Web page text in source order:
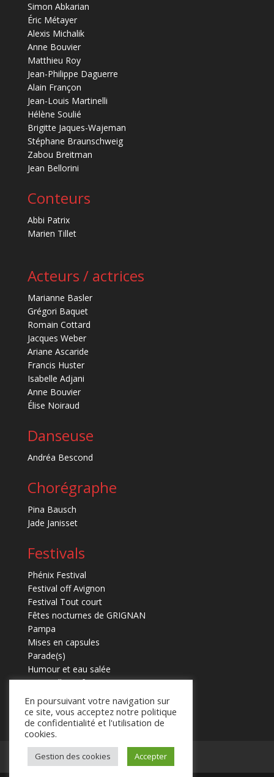
Simon Abkarian
Éric Métayer
Alexis Michalik
Anne Bouvier
Matthieu Roy
Jean-Philippe Daguerre
Alain Françon
Jean-Louis Martinelli
Hélène Soulié
Brigitte Jaques-Wajeman
Stéphane Braunschweig
Zabou Breitman
Jean Bellorini
Conteurs
Abbi Patrix
Marien Tillet
Acteurs / actrices
Marianne Basler
Grégori Baquet
Romain Cottard
Jacques Weber
Ariane Ascaride
Francis Huster
Isabelle Adjani
Anne Bouvier
Élise Noiraud
Danseuse
Andréa Bescond
Chorégraphe
Pina Bausch
Jade Janisset
Festivals
Phénix Festival
Festival off Avignon
Festival Tout court
Fêtes nocturnes de GRIGNAN
Pampa
Mises en capsules
Parade(s)
Humour et eau salée
Marmaille en fugues
Mentions légales Contact
En poursuivant votre navigation sur
ce site, vous acceptez notre politique
de confidentialité et l'utilisation de
cookies.
Gestion des cookies Accepter